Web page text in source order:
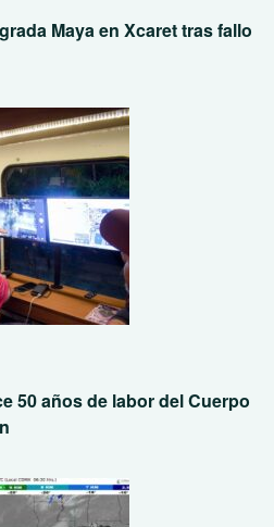
Maya en Xcaret tras fallo
50 años de labor del Cuerpo